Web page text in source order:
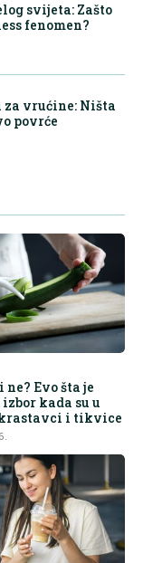
svijeta: Zašto
fenomen?
vrućine: Ništa
povrće
Evo šta je
kada su u
i tikvice